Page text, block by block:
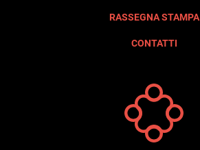
RASSEGNA STAMPA
CONTATTI